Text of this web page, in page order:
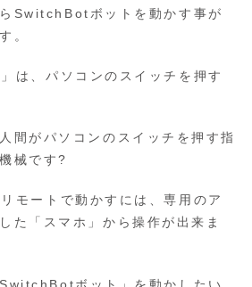
SwitchBotボットを動かす事が
。
は、パソコンのスイッチを押す
間がパソコンのスイッチを押す指
械です?
モートで動かすには、専用のア
た「スマホ」から操作が出来ま
ボット」を動かしたい